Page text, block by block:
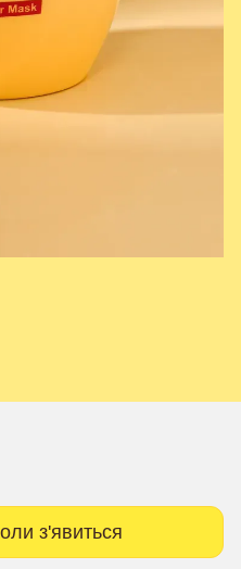
з'явиться